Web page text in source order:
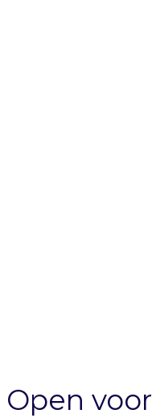
Open